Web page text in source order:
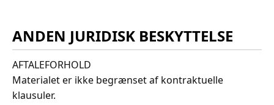
ANDEN JURIDISK BESKYTTELSE
AFTALEFORHOLD
Materialet er ikke begrænset af kontraktuelle
klausuler.